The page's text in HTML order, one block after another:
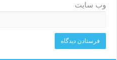
وب‌ سایت